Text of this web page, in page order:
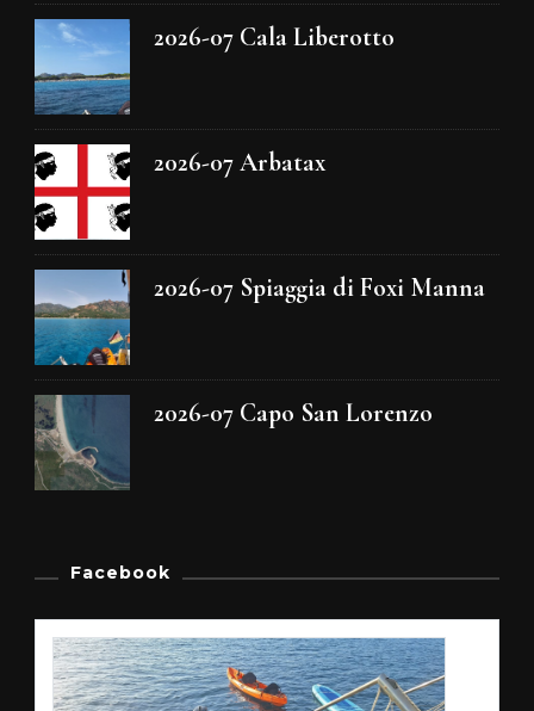
2026-07 Cala Liberotto
2026-07 Arbatax
2026-07 Spiaggia di Foxi Manna
2026-07 Capo San Lorenzo
Facebook